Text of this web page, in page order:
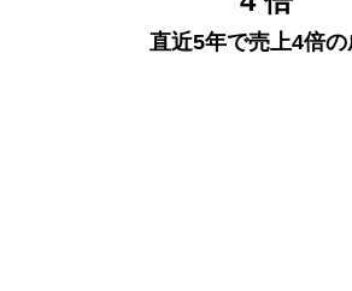
直近5年で売上4倍の